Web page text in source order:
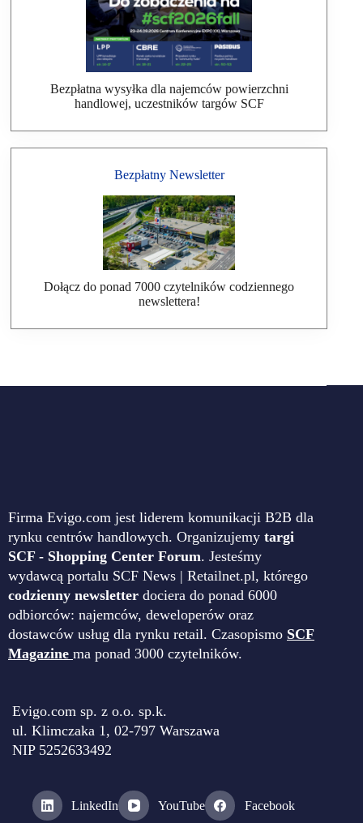
Bezpłatna wysyłka dla najemców powierzchni
handlowej, uczestników targów SCF
Bezpłatny Newsletter
Dołącz do ponad 7000 czytelników codziennego
newslettera!
Firma Evigo.com jest liderem komunikacji B2B dla
rynku centrów handlowych. Organizujemy targi
SCF - Shopping Center Forum. Jesteśmy
wydawcą portalu SCF News | Retailnet.pl, którego
codzienny newsletter dociera do ponad 6000
odbiorców: najemców, deweloperów oraz
dostawców usług dla rynku retail. Czasopismo SCF
Magazine ma ponad 3000 czytelników.
Evigo.com sp. z o.o. sp.k.
ul. Klimczaka 1, 02-797 Warszawa
NIP 5252633492
LinkedIn YouTube Facebook